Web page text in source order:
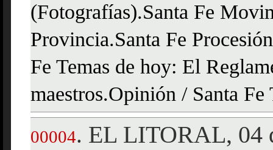
(Fotografías).Santa Fe
Provincia.Santa Fe
Fe Temas de hoy: El
maestros.Opinión / Santa
00004. EL LITORAL, 04